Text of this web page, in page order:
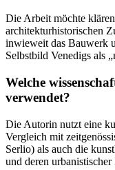
Die Arbeit möchte
architekturhistorischen
inwieweit das Bauwerk
Selbstbild Venedigs als
Welche
verwendet?
Die Autorin nutzt eine
Vergleich mit
Serlio) als auch die
und deren